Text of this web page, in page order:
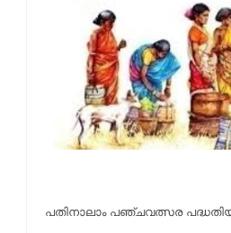
പതിനാലാം പഞ്ചവത്സര